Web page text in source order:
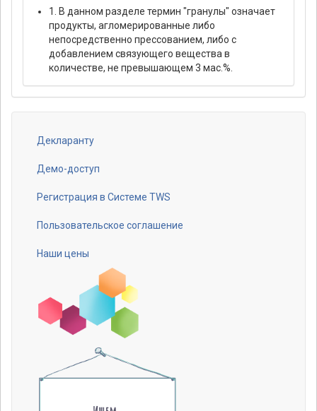
1. В данном разделе термин "гранулы" означает
продукты, агломерированные либо
непосредственно прессованием, либо с
добавлением связующего вещества в
количестве, не превышающем 3 мас.%.
Footer
menu
Декларанту
Демо-доступ
Регистрация в Системе TWS
Пользовательское соглашение
Наши цены